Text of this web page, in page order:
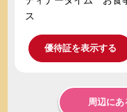
ス
優待証を表示する
周辺にあ